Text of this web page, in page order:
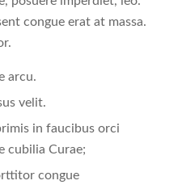
congue erat at massa.
arcu.
velit.
in faucibus orci
cubilia Curae;
congue